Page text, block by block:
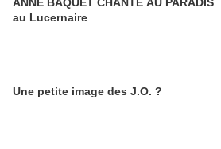
au Lucernaire
Une petite image des J.O. ?